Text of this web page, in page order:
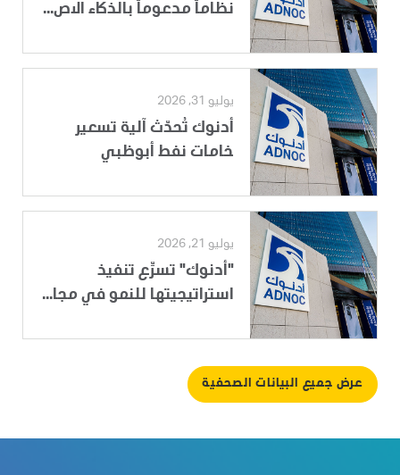
نظاماً مدعوماً بالذكاء الاص...
يوليو 31, 2026
أدنوك تُحدّث آلية تسعير
خامات نفط أبوظبي
يوليو 21, 2026
"أدنوك" تسرِّع تنفيذ
استراتيجيتها للنمو في مجا...
عرض جميع البيانات الصحفية